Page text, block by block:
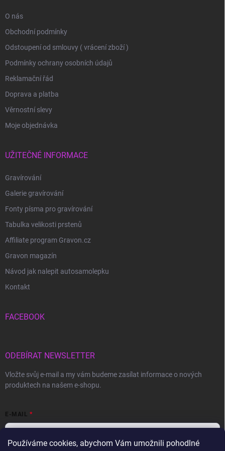
Používáme cookies, abychom Vám umožnili pohodlné
O nás
Obchodní podmínky
Odstoupení od smlouvy ( vrácení zboží )
Podmínky ochrany osobních údajů
Reklamační řád
Doprava a platba
Věrnostní slevy
Moje objednávka
UŽITEČNÉ INFORMACE
Gravírování
Galerie gravírování
Fonty písma pro gravírování
Tabulka velikosti prstenů
Affiliate program Gravon.cz
Gravon magazín
Návod jak nalepit autosamolepku
Kontakt
FACEBOOK
ODEBÍRAT NEWSLETTER
Vložte svůj e-mail a my vám budeme zasílat informace o nových
produktech na našem e-shopu.
E-MAIL